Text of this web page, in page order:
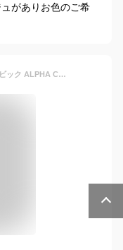
がありお色のご希
エーシーデザイン バイ アルファキュービック ALPHA CUBIC GRACE AVENUE glitter 本革 ステッチ入りパンプス （ベージュ）